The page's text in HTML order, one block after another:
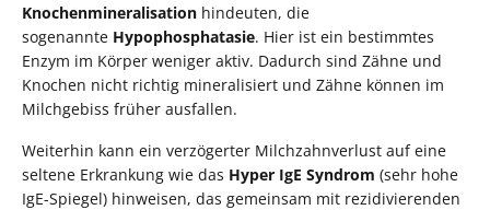
Knochenmineralisation hindeuten, die
sogenannte Hypophosphatasie. Hier ist ein bestimmtes
Enzym im Körper weniger aktiv. Dadurch sind Zähne und
Knochen nicht richtig mineralisiert und Zähne können im
Milchgebiss früher ausfallen.
Weiterhin kann ein verzögerter Milchzahnverlust auf eine
seltene Erkrankung wie das Hyper IgE Syndrom (sehr hohe
IgE-Spiegel) hinweisen, das gemeinsam mit rezidivierenden